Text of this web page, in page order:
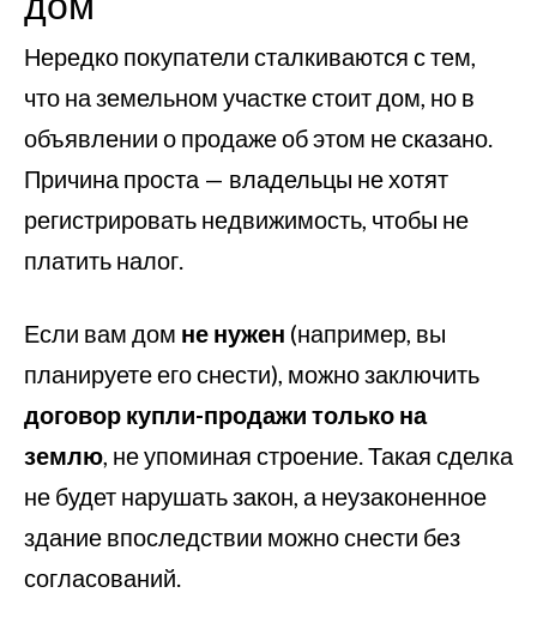
Нередко покупатели сталкиваются с тем,
что на земельном участке стоит дом, но в
объявлении о продаже об этом не сказано.
Причина проста — владельцы не хотят
регистрировать недвижимость, чтобы не
платить налог.
Если вам дом не нужен (например, вы
планируете его снести), можно заключить
договор купли-продажи только на
землю, не упоминая строение. Такая сделка
не будет нарушать закон, а неузаконенное
здание впоследствии можно снести без
согласований.